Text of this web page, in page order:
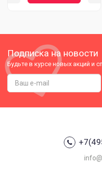
Подписка на новости
Будьте в курсе новых акций и